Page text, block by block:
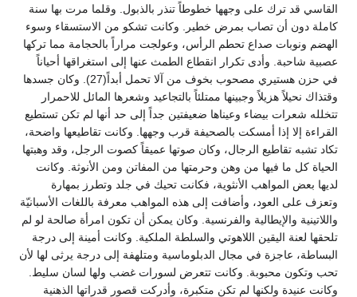
القاسي قد ترك على وجهها خطوطاً تنذر بالذبول. وقلما مرت بها سنة
كاملة دون أن تصاب بمرض خطير. وكانت تشكو من الاستسقاء وسوء
الهضم ونوبات صداع تحطم الرأس، وعولجت مراراً بالحجامة مما تركها
عصبية شاحبة. وأدى تكرار انقطاع الطمث عنها إلى استغراقها أحياناً
في حزن هستيري مصحوب بخوف من آلا تحمل أبداً(27). وكان جسدها
وقتذاك نحيلاً هزيلاً وجبينها ممتلئاً بالتجاعيد وشعرها المائل للاحمرار
تتخلله شعرات بيضاء وعيناها ضعيفتين جداً إلى حد أنها لم تكن تستطيع
القراءة إلا إذا أمسكت بالصحيفة قرب وجهها. وكانت تقاطيعها واضحة،
تكاد تشبه تقاطيع الرجال، وكان صوتها عميقاً كصوت الرجل، وقد وهبتها
الحياة كل ما فيها من وهن وحرمتها من المفاتن ومن الأنوثة. وكانت
لديها بعض المواهب الأنثوية، فكانت تحيك في جلد وتطرز بمهارة
وتعزف على العود، وأضافت إلى هذه المواهب معرفة باللغات الأسبانيّة
واللاتينية والإيطالية والفرنسية. وكان يمكن أن تكون امرأة صالحة لو لم
تلحقها لعنة اليقين اللاهوتي والسلطة الملكية. وكانت أمينة إلى درجة
البساطة، عاجزة في مجال الدبلوماسية ومتلهفة إلى درجة يرثى لها لأن
تحب وتكون محبوبة. وكانت تتعرض لسورات غضب ولها لسان سليط.
وكانت عنيدة ولكنها لم تكن متكبرة، وأدركت قصور قدراتها الذهنية